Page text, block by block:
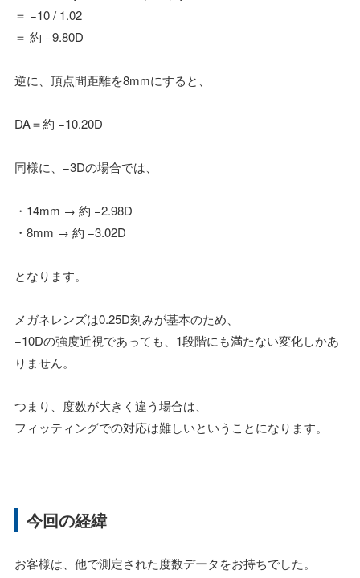
＝ −10 / 1.02
＝ 約 −9.80D
逆に、頂点間距離を8mmにすると、
DA＝約 −10.20D
同様に、−3Dの場合では、
・14mm → 約 −2.98D
・8mm → 約 −3.02D
となります。
メガネレンズは0.25D刻みが基本のため、
−10Dの強度近視であっても、1段階にも満たない変化しかあ
りません。
つまり、度数が大きく違う場合は、
フィッティングでの対応は難しいということになります。
今回の経緯
お客様は、他で測定された度数データをお持ちでした。